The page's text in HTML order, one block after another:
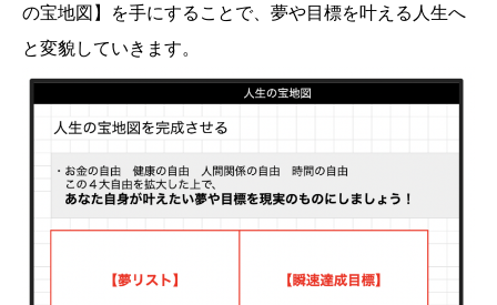
の宝地図】を手にすることで、夢や目標を叶える人生へ
と変貌していきます。